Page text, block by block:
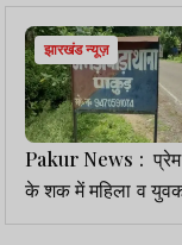
झारखंड न्यूज़
Pakur News :
के शक में महिला व
अर्धनग्न कर गांव में